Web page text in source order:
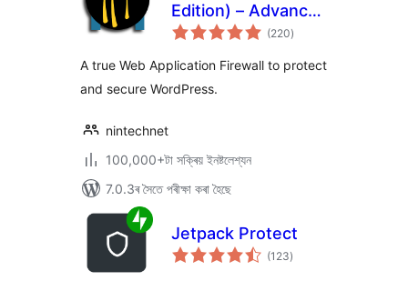
Edition) – Advanced
Security Plugin and
(220টা
মুঠ)
A true Web Application Firewall to protect
and secure WordPress.
nintechnet
100,000+টা সক্ৰিয় ইনষ্টলেশ্যন
7.0.3ৰ সৈতে পৰীক্ষা কৰা হৈছে
Jetpack Protect
(123টা
মুঠ)